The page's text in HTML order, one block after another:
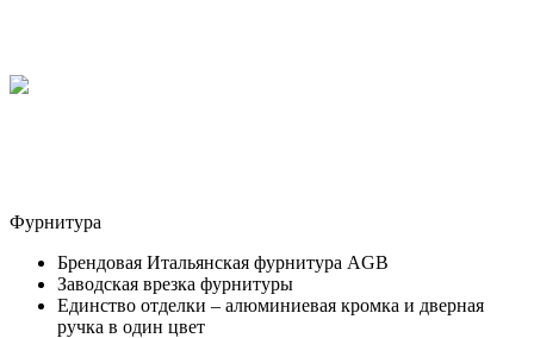
Фурнитура
Брендовая Итальянская фурнитура AGB
Заводская врезка фурнитуры
Единство отделки – алюминиевая кромка и дверная
ручка в один цвет